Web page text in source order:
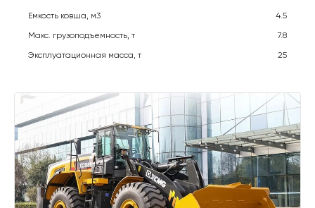
Емкость ковша, м3
4.5
Макс. грузоподъемность, т
7.8
Эксплуатационная масса, т
25